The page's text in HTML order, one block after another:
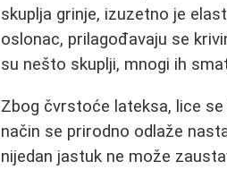
skuplja grinje, izuzetno je
oslonac, prilagođavaju se
su nešto skuplji, mnogi ih
Zbog čvrstoće lateksa, lice
način se prirodno odlaže
nijedan jastuk ne može